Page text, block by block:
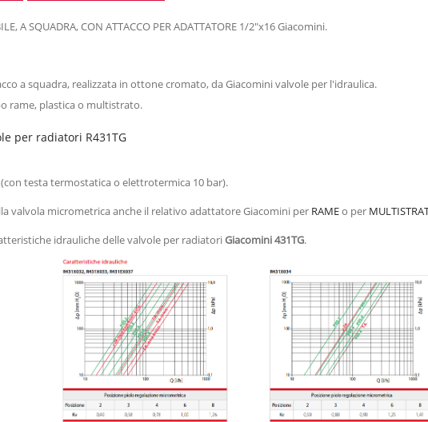
A SQUADRA, CON ATTACCO PER ADATTATORE 1/2"x16 Giacomini.
a squadra, realizzata in ottone cromato, da Giacomini valvole per l'idraulica.
rame, plastica o multistrato.
per radiatori R431TG
testa termostatica o elettrotermica 10 bar).
valvola micrometrica anche il relativo adattatore Giacomini per RAMEo per
idrauliche delle valvole per radiatoriGiacomini 431TG.